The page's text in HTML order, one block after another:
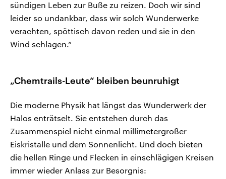
sündigen Leben zur Buße zu reizen. Doch wir sind
leider so undankbar, dass wir solch Wunderwerke
verachten, spöttisch davon reden und sie in den
Wind schlagen.“
„Chemtrails-Leute“ bleiben beunruhigt
Die moderne Physik hat längst das Wunderwerk der
Halos enträtselt. Sie entstehen durch das
Zusammenspiel nicht einmal millimetergroßer
Eiskristalle und dem Sonnenlicht. Und doch bieten
die hellen Ringe und Flecken in einschlägigen Kreisen
immer wieder Anlass zur Besorgnis: